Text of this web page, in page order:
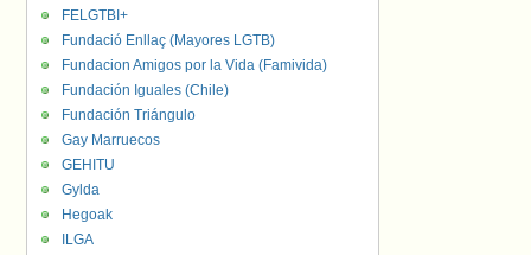
FELGTBI+
Fundació Enllaç (Mayores LGTB)
Fundacion Amigos por la Vida (Famivida)
Fundación Iguales (Chile)
Fundación Triángulo
Gay Marruecos
GEHITU
Gylda
Hegoak
ILGA